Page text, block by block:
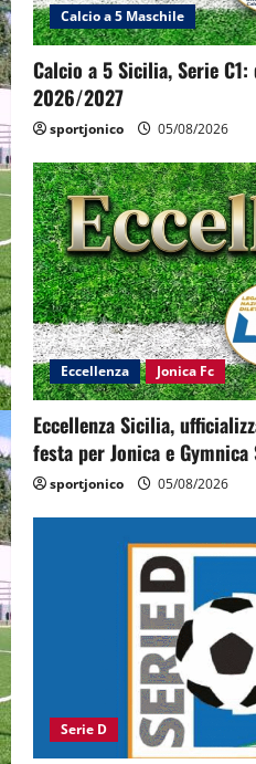
Calcio a 5 Maschile
Calcio a 5 Sicilia, Serie
2026/2027
sportjonico 05/08/2026
Eccellenza Jonica Fc
Eccellenza Sicilia,
festa per Jonica e Gymnica
sportjonico 05/08/2026
Serie D